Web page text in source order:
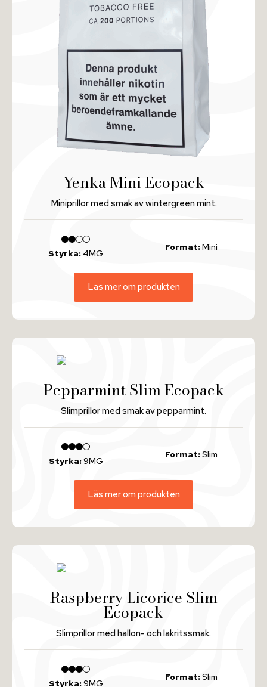
Yenka Mini Ecopack
Miniprillor med smak av wintergreen mint.
Styrka: 4MG
Format:Mini
Läs mer om produkten
Pepparmint Slim Ecopack
Slimprillor med smak av pepparmint.
Styrka:9MG
Format:Slim
Läs mer om produkten
Raspberry Licorice Slim
Ecopack
Slimprillor med hallon- och lakritssmak.
Styrka:9MG
Format:Slim